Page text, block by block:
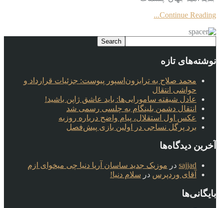
Continue Reading...
نوشته‌های تازه
محمد صلاح به ترابزون‌اسپور پیوست: جزئیات قرارداد و
حواشی انتقال
عادل شیفته سامورایی‌ها: باید عاشق ژاپن باشید!
انتقال دشمن بلینگام به چلسی رسمی شد
عکس اول استقلال، پیام واضح درباره روزبه
برد پرگل نساجی در اولین بازی پیش‌فصل
آخرین دیدگاه‌ها
sajjad در موزیک جدید ساسان آریا دنیا چی میخوای ازم
آقای وردپرس در سلام دنیا!
بایگانی‌ها